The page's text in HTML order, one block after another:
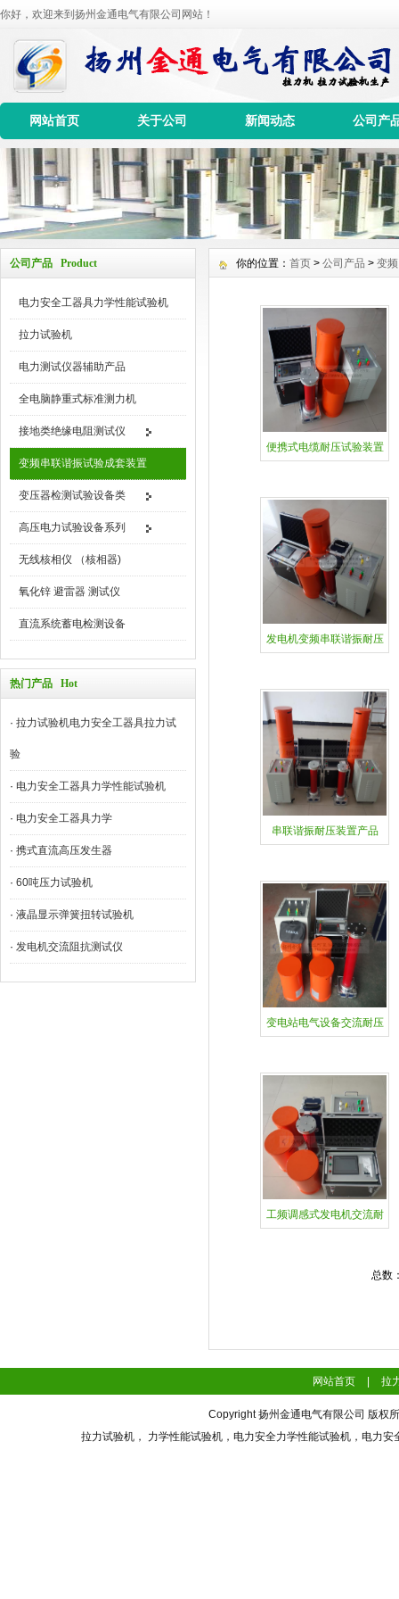
你好，欢迎来到扬州金通电气有限公司网站！
网站首页 关于公司 新闻动态 公司产
公司产品 Product
电力安全工器具力学性能试验机
拉力试验机
电力测试仪器辅助产品
全电脑静重式标准测力机
接地类绝缘电阻测试仪
变频串联谐振试验成套装置
变压器检测试验设备类
高压电力试验设备系列
无线核相仪 （核相器)
氧化锌 避雷器 测试仪
直流系统蓄电检测设备
热门产品 Hot
· 拉力试验机电力安全工器具拉力试
验
· 电力安全工器具力学性能试验机
· ​电力安全工器具力学
· 携式直流高压发生器
· 60吨压力试验机
· 液晶显示弹簧扭转试验机
· 发电机交流阻抗测试仪
你的位置： 首页 > 公司产品 > 变
便携式电缆耐压试验装置
发电机变频串联谐振耐压
串联谐振耐压装置产品
变电站电气设备交流耐压
工频调感式发电机交流耐
总数
网站首页 拉
Copyright 扬州金通电气有限公司 版权
拉力试验机， 力学性能试验机，电力安全力学性能试验机，电力